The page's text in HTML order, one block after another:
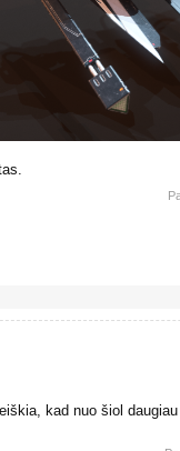
kad nuo šiol